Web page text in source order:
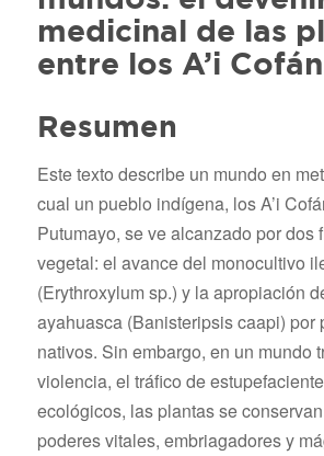
medicinal de las
entre los A’i
Resumen
Este texto describe un mundo en
cual un pueblo indígena, los A’i
Putumayo, se ve alcanzado por dos
vegetal: el avance del monocultivo
(Erythroxylum sp.) y la apropiación
ayahuasca (Banisteripsis caapi) por
nativos. Sin embargo, en un mundo
violencia, el tráfico de
ecológicos, las plantas se
poderes vitales, embriagadores y